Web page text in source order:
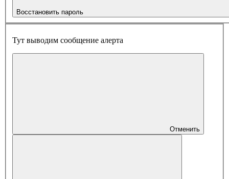
Восстановить пароль
Тут выводим сообщение алерта
Отменить